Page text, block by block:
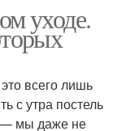
уходе.
всего лишь
с утра постель
— мы даже не